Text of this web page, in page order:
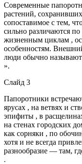
Современные
растений,
сопоставимое с тем,
сильно различаются
жизненным циклам ,
особенностям.
люди обычно
».
Слайд 3
Папоротники
ярусах , на ветвях и
эпифиты , в
на стенах городских
как сорняки , по
хотя и не всегда
разнообразие — там,
.